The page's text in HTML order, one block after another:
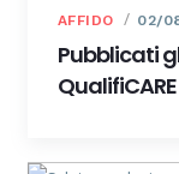
AFFIDO 02/
Pubblicati